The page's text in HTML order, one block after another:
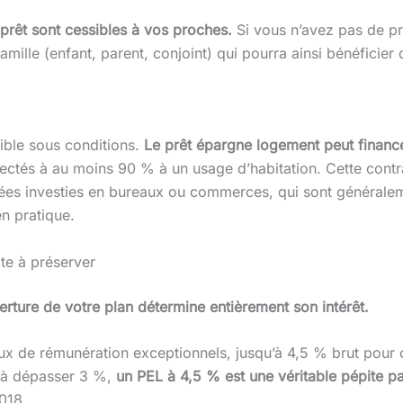
sont cessibles à vos proches. Si vous n’avez pas de
(enfant, parent, conjoint) qui pourra ainsi
sous conditions. Le prêt épargne logement peut
à au moins 90 % à un usage d’habitation. Cette
investies en bureaux ou commerces, qui sont
pratique.
à préserver
de votre plan détermine entièrement son intérêt.
de rémunération exceptionnels, jusqu’à 4,5 % brut
dépasser 3 %, un PEL à 4,5 % est une véritable pépite